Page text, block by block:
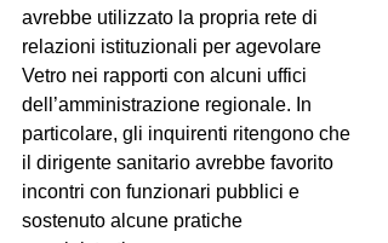
avrebbe utilizzato la propria rete di
relazioni istituzionali per agevolare
Vetro nei rapporti con alcuni uffici
dell’amministrazione regionale. In
particolare, gli inquirenti ritengono che
il dirigente sanitario avrebbe favorito
incontri con funzionari pubblici e
sostenuto alcune pratiche